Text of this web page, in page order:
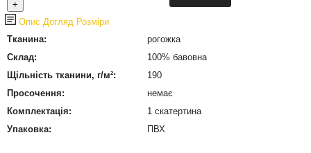
Опис Догляд Розміри
Тканина:
рогожка
Склад:
100% бавовна
Щільність тканини, г/м²:
190
Просочення:
немає
Комплектація:
1 скатертина
Упаковка:
ПВХ